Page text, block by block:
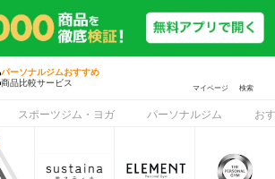
パーソナルジムおすすめ
商品比較サービス
マイページ 検索
スポーツジム・ヨガ パーソナルジム お